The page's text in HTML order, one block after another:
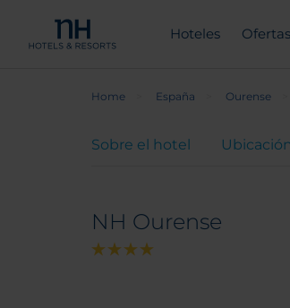
Hoteles
Home España Ourense
Sobre el hotel Ubicación
NH Ourense